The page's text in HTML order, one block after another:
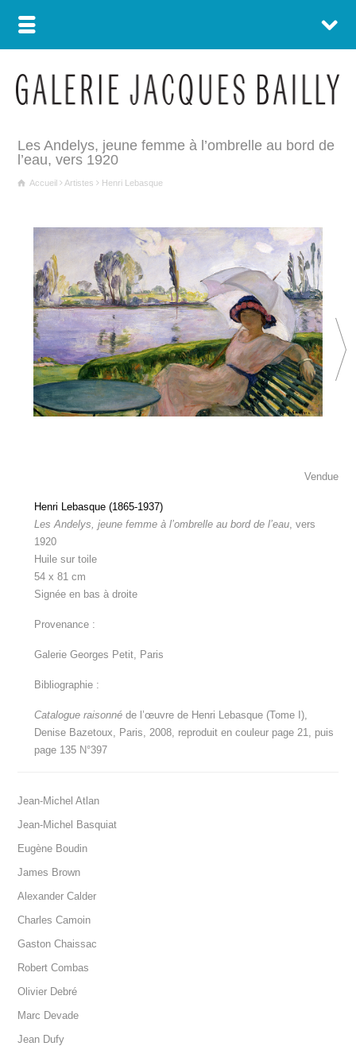
Les Andelys, jeune femme à l’ombrelle au bord de
l’eau, vers 1920
Accueil Artistes Henri Lebasque
Vendue
Henri Lebasque (1865-1937)
Les Andelys, jeune femme à l’ombrelle au bord de l’eau, vers
1920
Huile sur toile
54 x 81 cm
Signée en bas à droite
Provenance :
Galerie Georges Petit, Paris
Bibliographie :
Catalogue raisonnéde l’œuvre de Henri Lebasque (Tome I),
Denise Bazetoux, Paris, 2008, reproduit en couleur page 21, puis
page 135 N°397
Jean-Michel Atlan
Jean-Michel Basquiat
Eugène Boudin
James Brown
Alexander Calder
Charles Camoin
Gaston Chaissac
Robert Combas
Olivier Debré
Marc Devade
Jean Dufy